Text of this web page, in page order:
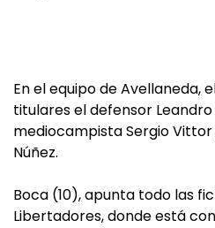
En el equipo de Avellaneda,
titulares el defensor Leandro
mediocampista Sergio
Núñez.
Boca (10), apunta todo las
Libertadores, donde está